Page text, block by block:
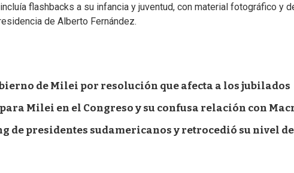
flashbacks a su infancia y juventud, con material fotográfico y
de Alberto Fernández.
de Milei por resolución que afecta a los jubilados
Milei en el Congreso y su confusa relación con
de presidentes sudamericanos y retrocedió su nivel de